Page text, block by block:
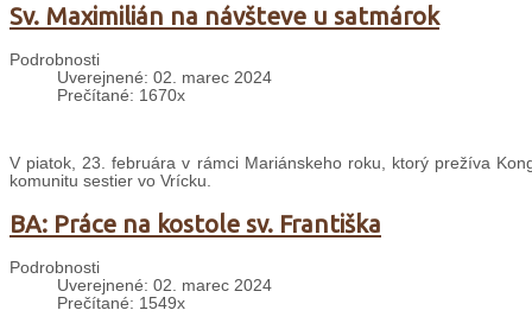
Sv. Maximilián na návšteve u satmárok
Podrobnosti
Uverejnené: 02. marec 2024
Prečítané: 1670x
V piatok, 23. februára v rámci Mariánskeho roku, ktorý prežíva
komunitu sestier vo Vrícku.
BA: Práce na kostole sv. Františka
Podrobnosti
Uverejnené: 02. marec 2024
Prečítané: 1549x